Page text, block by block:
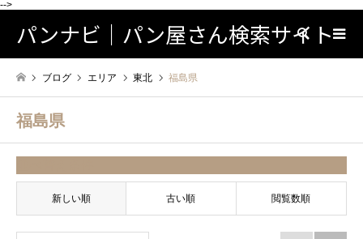
-->
パンナビ｜パン屋さん検索サイト検索
ブログ エリア 東北 福島県
福島県
新しい順 古い順 閲覧数順